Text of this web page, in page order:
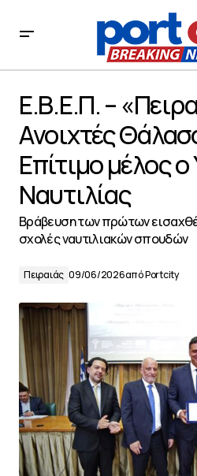
μέλος ο Υπουργός Ναυτιλίας
E.Β.Ε.Π. –
Ανοιχτές
Επίτιμο μέλος
Ναυτιλίας
Βράβευση των πρώτων
σχολές ναυτιλιακών σπουδών
Πειραιάς 09/06/2026απόPortcity